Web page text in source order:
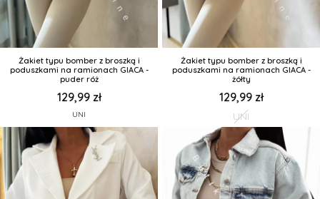
Żakiet typu bomber z broszką i
poduszkami na ramionach GIACA -
puder róż
129,99 zł
UNI
Żakiet typu bomber z broszką i
poduszkami na ramionach GIACA -
żółty
129,99 zł
UNI